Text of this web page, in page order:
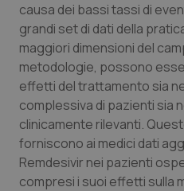
Tumori
Ulcera & Reflusso
Vaccini
causa dei bassi tassi di
grandi set di dati della
maggiori dimensioni del
metodologie, possono
effetti del trattamento sia
complessiva di pazienti sia
clinicamente rilevanti.
forniscono ai medici dati
Remdesivir nei pazienti
compresi i suoi effetti sulla